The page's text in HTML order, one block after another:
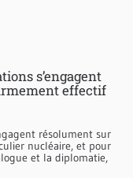
s’engagent
effectif
résolument sur
nucléaire, et pour
et la diplomatie,